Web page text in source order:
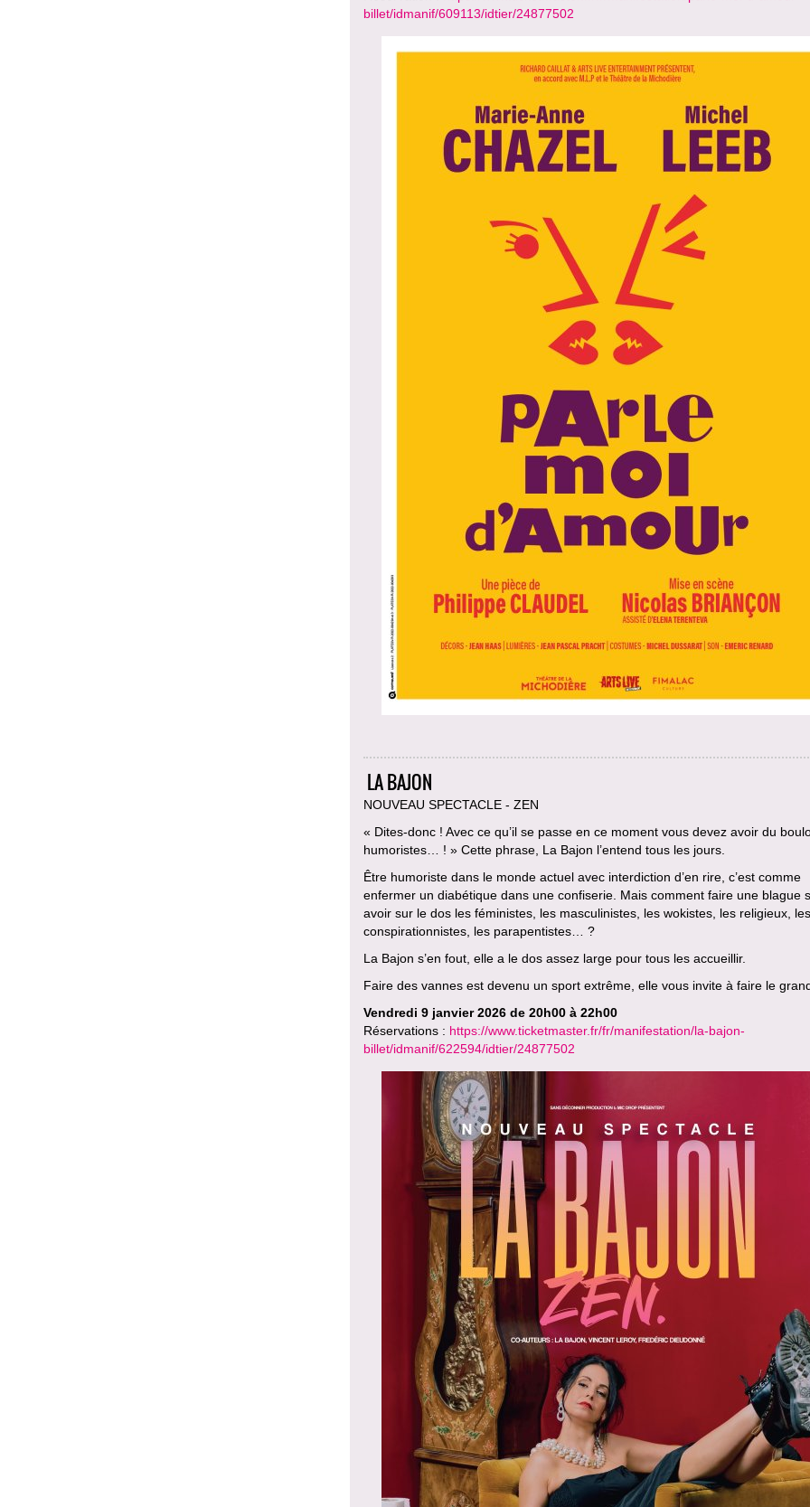
billet/idmanif/609113/idtier/24877502
LA BAJON
NOUVEAU SPECTACLE - ZEN
« Dites-donc ! Avec ce qu’il se passe en ce moment vous devez avoir du
humoristes… ! » Cette phrase, La Bajon l’entend tous les jours.
Être humoriste dans le monde actuel avec interdiction d’en rire, c’est comme
enfermer un diabétique dans une confiserie. Mais comment faire une blague
avoir sur le dos les féministes, les masculinistes, les wokistes, les religieux, les
conspirationnistes, les parapentistes… ?
La Bajon s’en fout, elle a le dos assez large pour tous les accueillir.
Faire des vannes est devenu un sport extrême, elle vous invite à faire le
Vendredi 9 janvier 2026 de 20h00 à 22h00
Réservations : https://www.ticketmaster.fr/fr/manifestation/la-bajon-
billet/idmanif/622594/idtier/24877502